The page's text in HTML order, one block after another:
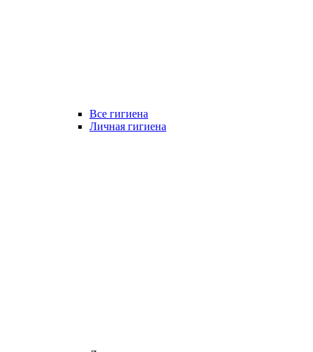
Все гигиена
Личная гигиена